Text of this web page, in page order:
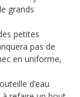
grands
petites
pas de
en uniforme,
d’eau